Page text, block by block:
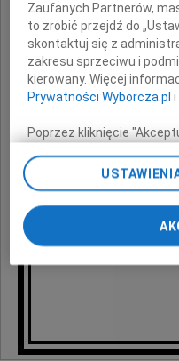
Zaufanych Partnerów,
to zrobić przejdź do
skontaktuj się z
zakresu sprzeciwu i
kierowany. Więcej
Prywatności Wyborcza.pl i
Poprzez kliknięcie
Wyborczej sp. z o. o. jej
na Twoim urządzeniu
chwili zmienić swoje
ponownie wywołując
preferencjami dot.
przechodząc do sekcji
Zmiana ustawień plików
My, nasi Zaufani